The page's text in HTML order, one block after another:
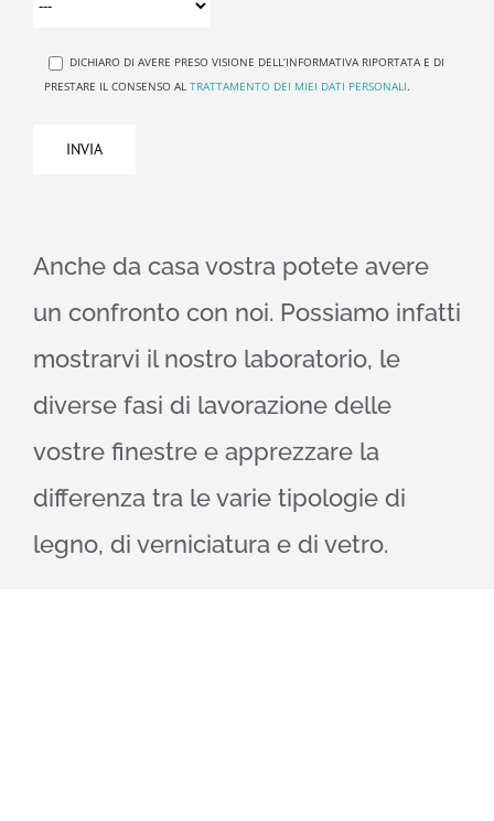
DICHIARO DI AVERE PRESO VISIONE DELL’INFORMATIVA RIPORTATA E DI
PRESTARE IL CONSENSO AL TRATTAMENTO DEI MIEI DATI PERSONALI.
Anche da casa vostra potete avere
un confronto con noi. Possiamo infatti
mostrarvi il nostro laboratorio, le
diverse fasi di lavorazione delle
vostre finestre e apprezzare la
differenza tra le varie tipologie di
legno, di verniciatura e di vetro.